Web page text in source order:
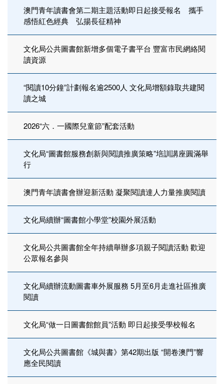
澳門青年讀書會第二期主題活動即日起接受報名 攜手
感悟紅色經典 弘揚長征精神
文化局公共圖書館新增多個電子書平台 豐富市民網絡閱
讀資源
“閱讀10分鐘”計劃報名逾2500人 文化局增額錄取共建閱
讀之城
2026“六．一國際兒童節”配套活動
文化局“圖書館服務創新與閱讀推廣策略”培訓講座圓滿舉
行
澳門青年讀書會辦迎新活動 凝聚閱讀達人力量推廣閱讀
文化局續辦“圖書館小學堂”校園外展活動
文化局公共圖書館全年持續舉辦多項親子閱讀活動 歡迎
公眾報名參與
文化局續辦流動圖書車外展服務 5月至6月走進社區推廣
閱讀
文化局“做一日圖書館館員”活動 即日起接受學校報名
文化局公共圖書館《城與書》第42期出版 “開卷澳門”響
應全民閱讀